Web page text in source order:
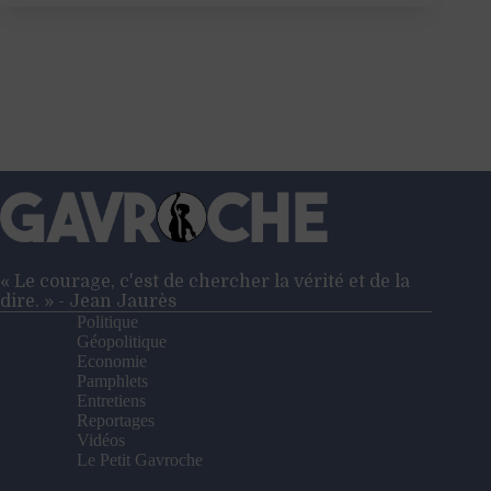
« Le courage, c'est de chercher la vérité et de la
dire. » - Jean Jaurès
Politique
Géopolitique
Economie
Pamphlets
Entretiens
Reportages
Vidéos
Le Petit Gavroche